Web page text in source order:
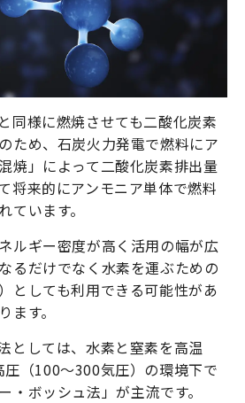
同様に燃焼させても二酸化炭素
ため、石炭火力発電で燃料にア
焼」によって二酸化炭素排出量
将来的にアンモニア単体で燃料
ています。
ルギー密度が高く活用の幅が広
るだけでなく水素を運ぶための
としても利用できる可能性があ
ます。
としては、水素と窒素を高温
圧（100〜300気圧）の環境下で
・ボッシュ法」が主流です。